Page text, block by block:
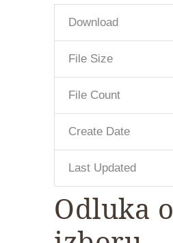
Download
File Size
File Count
Create Date
Last Updated
Odluka o